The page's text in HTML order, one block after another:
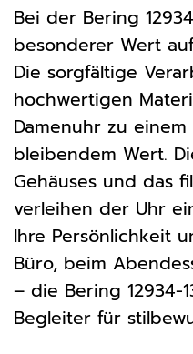
Bei der Bering
besonderer Wert
Die sorgfältige
hochwertigen
Damenuhr zu
bleibendem Wert.
Gehäuses und das
verleihen der Uhr
Ihre Persönlichkeit
Büro, beim
– die Bering 12934-
Begleiter für